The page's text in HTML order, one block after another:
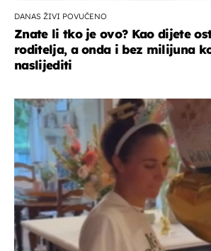
DANAS ŽIVI POVUČENO
Znate li tko je ovo? Kao dijete
roditelja, a onda i bez milijuna
naslijediti